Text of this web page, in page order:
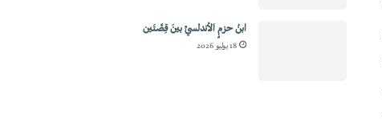
ابنُ حزمٍ الأندلسيِّ بينَ قِصَّتَين
18 يوليو 2026